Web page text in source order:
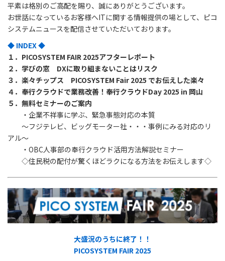
平素は格別のご高配を賜り、誠にありがとうございます。
お世話になっているお客様へITに関する情報提供の場として、ピコ
システムニュースを配信させていただいております。
◆ INDEX ◆
１．PICOSYSTEM FAIR 2025アフターレポート
２．学びの窓 DXに取り組まないことはリスク
３．楽々チップス PICOSYSTEM Fair 2025 でお伝えした楽々
４．奉行クラウドで業務改善！奉行クラウドDay 2025 in 岡山
５．無料セミナーのご案内
・企業不祥事に学ぶ、緊急事態対応の本質
～フジテレビ、ビッグモーター社・・・事例にみる対応のリ
アル～
・OBC人事部の奉行クラウド活用方法解説セミナー
◇住民税の配付が驚くほどラクになる方法をお伝えします◇
大盛況のうちに終了！！
PICOSYSTEM FAIR 2025